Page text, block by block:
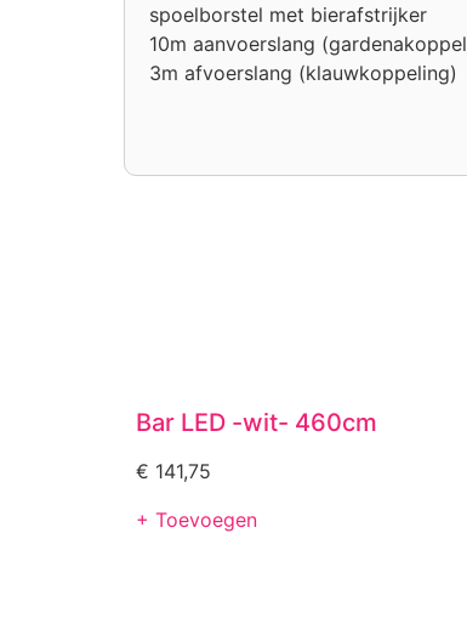
spoelborstel met bierafstrijker
10m aanvoerslang
3m afvoerslang (klauwkoppeling)
Bar LED -wit- 460cm
€ 141,75
+ Toevoegen